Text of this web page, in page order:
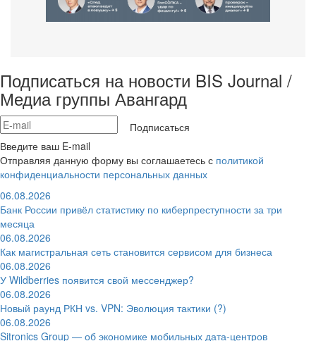
Подписаться на новости BIS Journal /
Медиа группы Авангард
Подписаться
Введите ваш E-mail
Отправляя данную форму вы соглашаетесь с политикой
конфиденциальности персональных данных
06.08.2026
Банк России привёл статистику по киберпреступности за три
месяца
06.08.2026
Как магистральная сеть становится сервисом для бизнеса
06.08.2026
У Wildberries появится свой мессенджер?
06.08.2026
Новый раунд РКН vs. VPN: Эволюция тактики (?)
06.08.2026
Sitronics Group — об экономике мобильных дата-центров